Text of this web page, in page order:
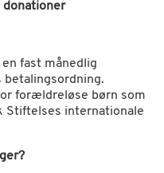
donationer
fast månedlig
betalingsordning.
forældreløse børn som
Stiftelses internationale